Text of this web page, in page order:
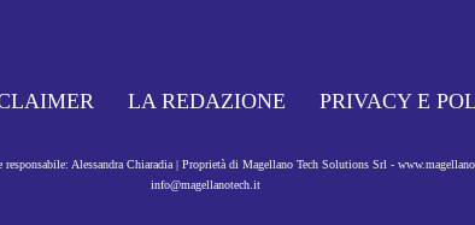
LA REDAZIONE PRIVACY E
Alessandra Chiaradia | Proprietà di Magellano Tech Solutions Srl -
info@magellanotech.it